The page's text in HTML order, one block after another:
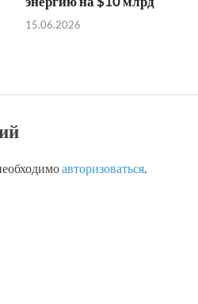
15.06.2026
авторизоваться.